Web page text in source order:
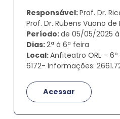
Responsável:Prof. Dr.
Prof. Dr. Rubens Vuono de
Período:de 05/05/2025
Dias:2ª à 6ª feira
Local:Anfiteatro ORL –
6172- Informações:
Acessar